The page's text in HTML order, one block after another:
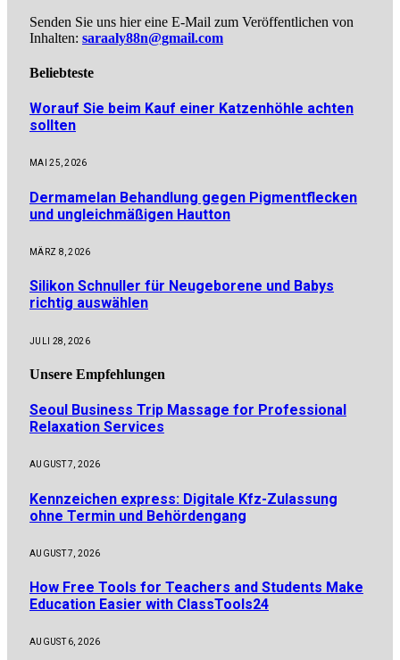
Senden Sie uns hier eine E-Mail zum Veröffentlichen von
Inhalten: saraaly88n@gmail.com
Beliebteste
Worauf Sie beim Kauf einer Katzenhöhle achten
sollten
MAI 25, 2026
Dermamelan Behandlung gegen Pigmentflecken
und ungleichmäßigen Hautton
MÄRZ 8, 2026
Silikon Schnuller für Neugeborene und Babys
richtig auswählen
JULI 28, 2026
Unsere Empfehlungen
Seoul Business Trip Massage for Professional
Relaxation Services
AUGUST 7, 2026
Kennzeichen express: Digitale Kfz-Zulassung
ohne Termin und Behördengang
AUGUST 7, 2026
How Free Tools for Teachers and Students Make
Education Easier with ClassTools24
AUGUST 6, 2026